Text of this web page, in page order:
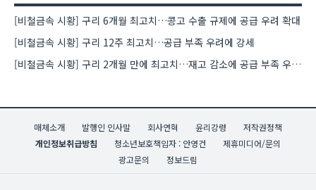
[비철금속 시황] 구리 6개월 최고치…콩고 수출 규제에 공급 우려 확대
[비철금속 시황] 구리 12주 최고치…공급 부족 우려에 강세
[비철금속 시황] 구리 2개월 만에 최고치…재고 감소에 공급 부족 우려 확대
매체소개 발행인 인사말 회사연혁 윤리강령
저작권정책
개인정보취급방침
청소년보호책임자 : 안영건
제휴미디어/문의
광고문의
정보드림